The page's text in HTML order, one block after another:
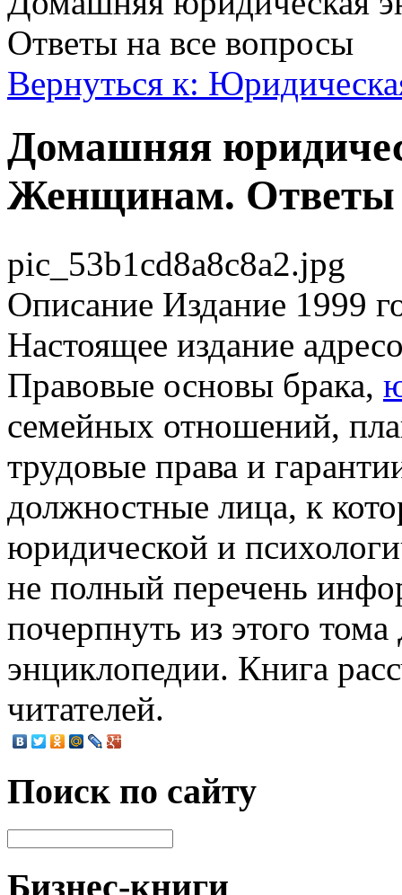
Ответы на все вопросы
Вернуться к:
Домашняя
Женщинам. Ответы
pic_53b1cd8a8c8a2.jpg
Описание Издание 1999
Настоящее издание
Правовые основы брака,
семейных отношений,
трудовые права и
должностные лица, к
юридической и
не полный перечень
почерпнуть из этого
энциклопедии. Книга
читателей.
Поиск по сайту
Бизнес-книги